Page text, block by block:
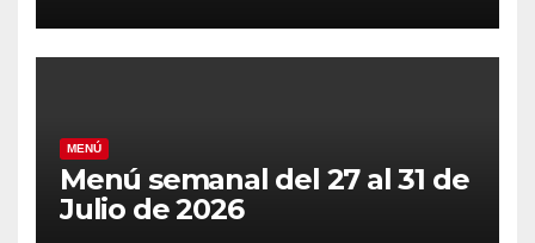
MENÚ
Menú semanal del 27 al 31 de
Julio de 2026